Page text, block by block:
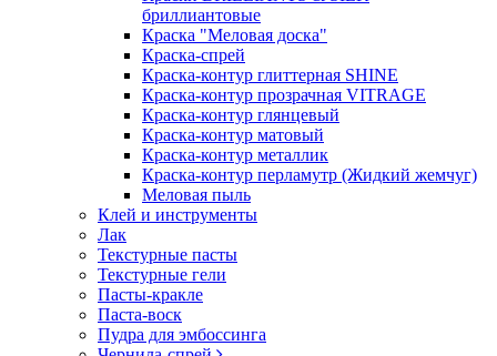
бриллиантовые
Краска "Меловая доска"
Краска-спрей
Краска-контур глиттерная SHINE
Краска-контур прозрачная VITRAGE
Краска-контур глянцевый
Краска-контур матовый
Краска-контур металлик
Краска-контур перламутр (Жидкий жемчуг)
Меловая пыль
Клей и инструменты
Лак
Текстурные пасты
Текстурные гели
Пасты-кракле
Паста-воск
Пудра для эмбоссинга